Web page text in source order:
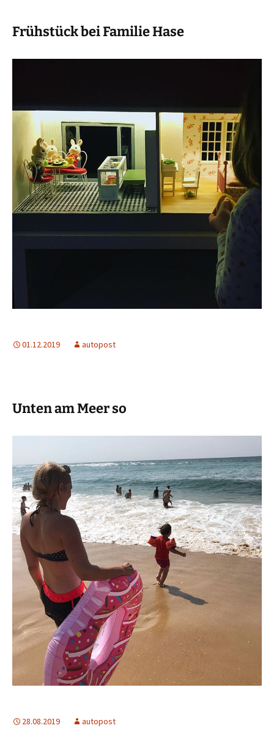
Frühstück bei Familie Hase
01.12.2019 autopost
Unten am Meer so
28.08.2019 autopost